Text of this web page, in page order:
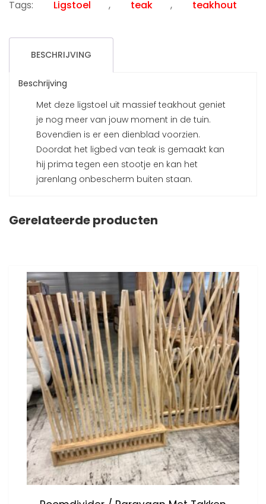
Tags:
Ligstoel , teak , teakhout
BESCHRIJVING
Beschrijving
Met deze ligstoel uit massief teakhout geniet
je nog meer van jouw moment in de tuin.
Bovendien is er een dienblad voorzien.
Doordat het ligbed van teak is gemaakt kan
hij prima tegen een stootje en kan het
jarenlang onbescherm buiten staan.
Gerelateerde producten